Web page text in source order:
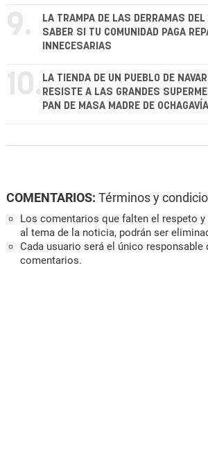
9.
LA TRAMPA DE LAS DERRAMAS DEL
SABER SI TU COMUNIDAD PAGA
INNECESARIAS
10. LA TIENDA DE UN PUEBLO DE
RESISTE A LAS GRANDES
PAN DE MASA MADRE DE OCHAGAVÍA
COMENTARIOS: Términos y
Los comentarios que falten el respeto
al tema de la noticia, podrán ser
Cada usuario será el único responsable
comentarios.